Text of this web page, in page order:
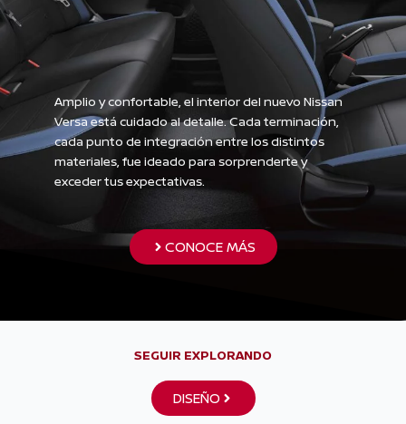
Amplio y confortable, el interior del nuevo Nissan
Versa está cuidado al detalle. Cada terminación,
cada punto de integración entre los distintos
materiales, fue ideado para sorprenderte y
exceder tus expectativas.
CONOCE MÁS
SEGUIR EXPLORANDO
DISEÑO